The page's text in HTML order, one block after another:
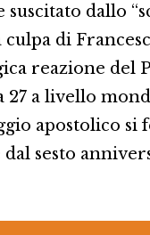
suscitato dallo
di
reazione del
a livello
apostolico
sesto